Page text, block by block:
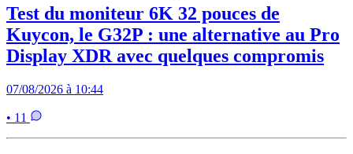
Test du moniteur 6K 32 pouces de
Kuycon, le G32P : une alternative au Pro
Display XDR avec quelques compromis
07/08/2026 à 10:44
• 11